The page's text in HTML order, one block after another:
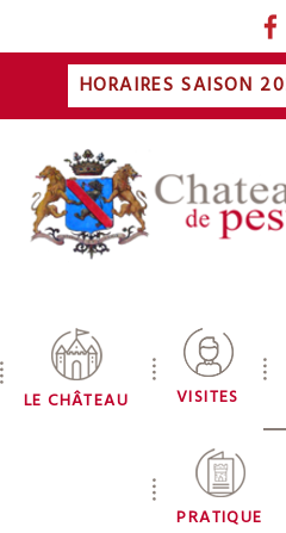
HORAIRES SAISON
LE CHÂTEAU VISITES
PRATIQUE